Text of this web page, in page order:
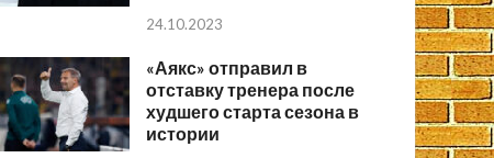
24.10.2023
«Аякс» отправил в
отставку тренера после
худшего старта сезона в
истории